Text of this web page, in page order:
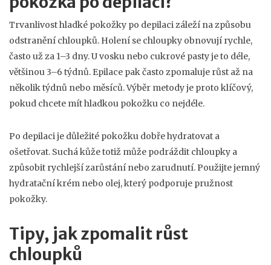
Trvanlivost hladké pokožky po depilaci záleží na způsobu
odstranění chloupků. Holení se chloupky obnovují rychle,
často už za 1–3 dny. U vosku nebo cukrové pasty je to déle,
většinou 3–6 týdnů. Epilace pak často zpomaluje růst až na
několik týdnů nebo měsíců. Výběr metody je proto klíčový,
pokud chcete mít hladkou pokožku co nejdéle.
Po depilaci je důležité pokožku dobře hydratovat a
ošetřovat. Suchá kůže totiž může podráždit chloupky a
způsobit rychlejší zarůstání nebo zarudnutí. Použijte jemný
hydratační krém nebo olej, který podporuje pružnost
pokožky.
Tipy, jak zpomalit růst
chloupků